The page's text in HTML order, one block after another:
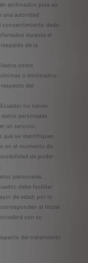
archivados para su
una autoridad
dado
durante el
de la
como
o eliminados.
del
no tienen
personales.
un servicio.
que se identifiquen
en el momento de
de poder
personales.
debe facilitar
de edad; por lo
al titular
con su
del tratamiento